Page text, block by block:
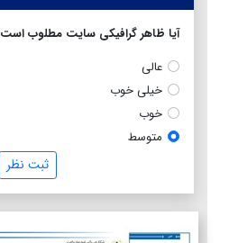
آیا ظاهر گرافیکی سایت مطلوب است
عالی
خیلی خوب
خوب
متوسط
ثبت نظر